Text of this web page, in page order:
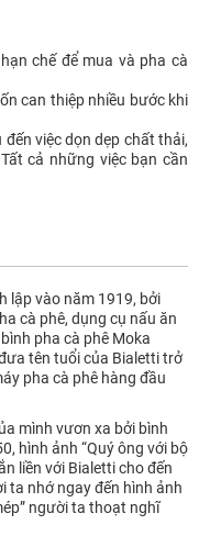
chế để mua và pha cà
can thiệp nhiều bước khi
việc dọn dẹp chất thải,
cả những việc bạn cần
lập vào năm 1919, bởi
cà phê, dụng cụ nấu ăn
pha cà phê Moka
tên tuổi của Bialetti trở
pha cà phê hàng đầu
mình vươn xa bởi bình
hình ảnh “Quý ông với bộ
liền với Bialetti cho đến
ta nhớ ngay đến hình ảnh
người ta thoạt nghĩ